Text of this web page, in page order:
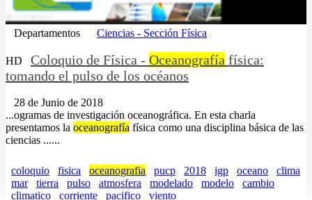
Departamentos Ciencias - Sección Física
HD Coloquio de Física - Oceanografía física:
tomando el pulso de los océanos
28 de Junio de 2018
...ogramas de investigación oceanográfica. En esta charla
presentamos la oceanografía física como una disciplina básica de las
ciencias ......
coloquio fisica oceanografia pucp 2018 igp oceano
clima
mar
tierra pulso atmosfera modelado modelo
cambio
climatico
corriente pacifico viento